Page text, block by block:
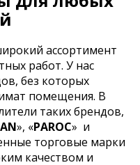
ассортимент
работ. У нас
без которых
помещения. В
таких брендов,
», «PAROC» и
торговые марки
качеством и